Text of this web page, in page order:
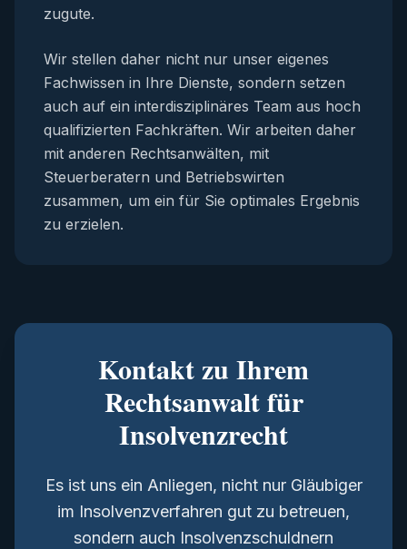
zugute.
Wir stellen daher nicht nur unser eigenes
Fachwissen in Ihre Dienste, sondern setzen
auch auf ein interdisziplinäres Team aus hoch
qualifizierten Fachkräften. Wir arbeiten daher
mit anderen Rechtsanwälten, mit
Steuerberatern und Betriebswirten
zusammen, um ein für Sie optimales Ergebnis
zu erzielen.
Kontakt zu Ihrem
Rechtsanwalt für
Insolvenzrecht
Es ist uns ein Anliegen, nicht nur Gläubiger
im Insolvenzverfahren gut zu betreuen,
sondern auch Insolvenzschuldnern